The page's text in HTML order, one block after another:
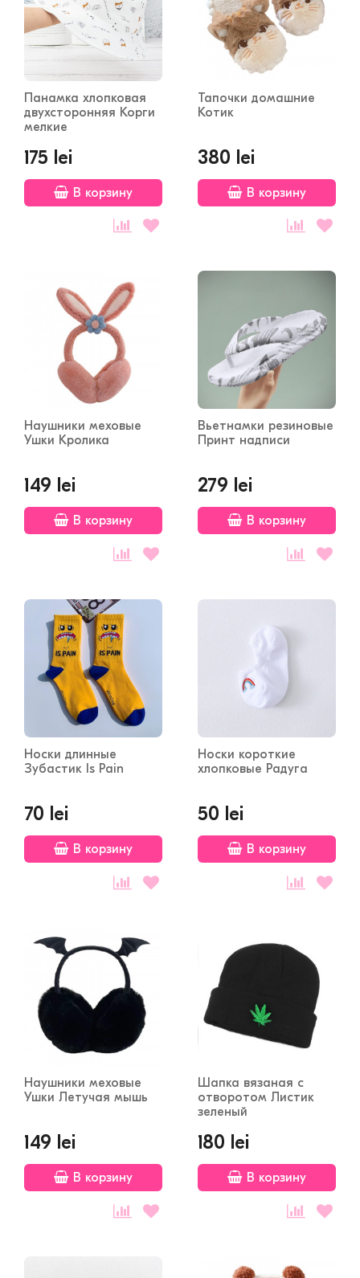
Панамка хлопковая
двухсторонняя Корги
мелкие
175 lei
В корзину
Тапочки домашние
Котик
380 lei
В корзину
Наушники меховые
Ушки Кролика
149 lei
В корзину
Вьетнамки резиновые
Принт надписи
279 lei
В корзину
Носки длинные
Зубастик Is Pain
70 lei
В корзину
Носки короткие
хлопковые Радуга
50 lei
В корзину
Наушники меховые
Ушки Летучая мышь
149 lei
В корзину
Шапка вязаная с
отворотом Листик
зеленый
180 lei
В корзину